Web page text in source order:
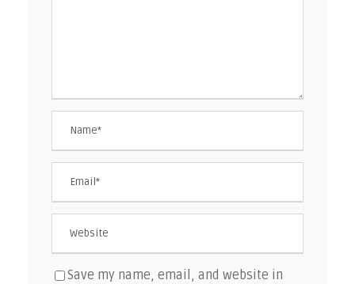
Save my name, email, and website in